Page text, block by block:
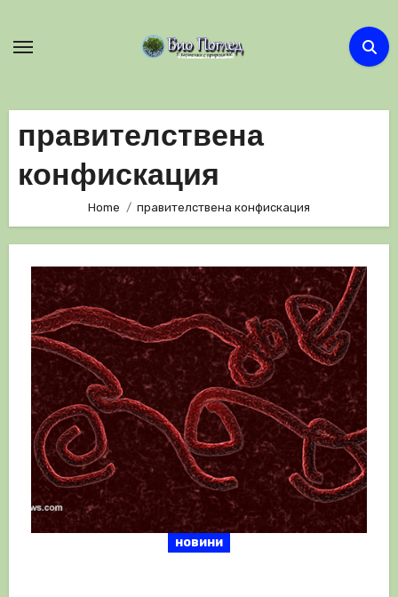
правителствена
конфискация
Home правителствена конфискация
новини